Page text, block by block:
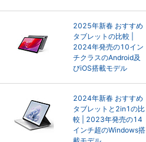
2025年新春 おすすめ
タブレットの比較 |
2024年発売の10イン
チクラスのAndroid及
びiOS搭載モデル
2024年新春 おすすめ
タブレットと2in1の比
較 | 2023年発売の14
インチ超のWindows搭